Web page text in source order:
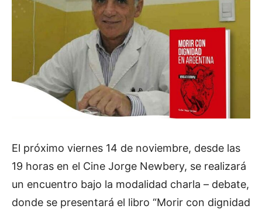
El próximo viernes 14 de noviembre, desde las
19 horas en el Cine Jorge Newbery, se realizará
un encuentro bajo la modalidad charla – debate,
donde se presentará el libro “Morir con dignidad